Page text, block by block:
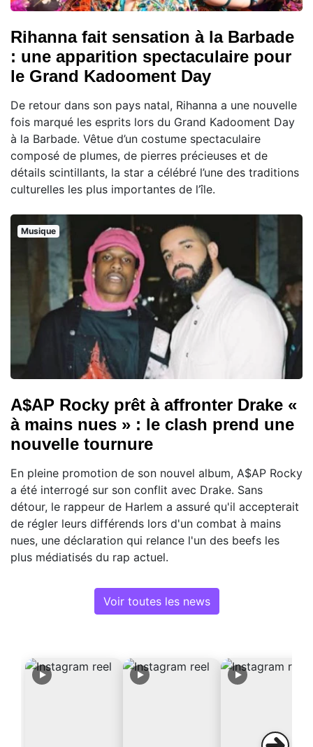
Rihanna fait sensation à la Barbade
: une apparition spectaculaire pour
le Grand Kadooment Day
De retour dans son pays natal, Rihanna a une nouvelle
fois marqué les esprits lors du Grand Kadooment Day
à la Barbade. Vêtue d’un costume spectaculaire
composé de plumes, de pierres précieuses et de
détails scintillants, la star a célébré l’une des traditions
culturelles les plus importantes de l’île.
Musique
A$AP Rocky prêt à affronter Drake «
à mains nues » : le clash prend une
nouvelle tournure
En pleine promotion de son nouvel album, A$AP Rocky
a été interrogé sur son conflit avec Drake. Sans
détour, le rappeur de Harlem a assuré qu'il accepterait
de régler leurs différends lors d'un combat à mains
nues, une déclaration qui relance l'un des beefs les
plus médiatisés du rap actuel.
Voir toutes les news